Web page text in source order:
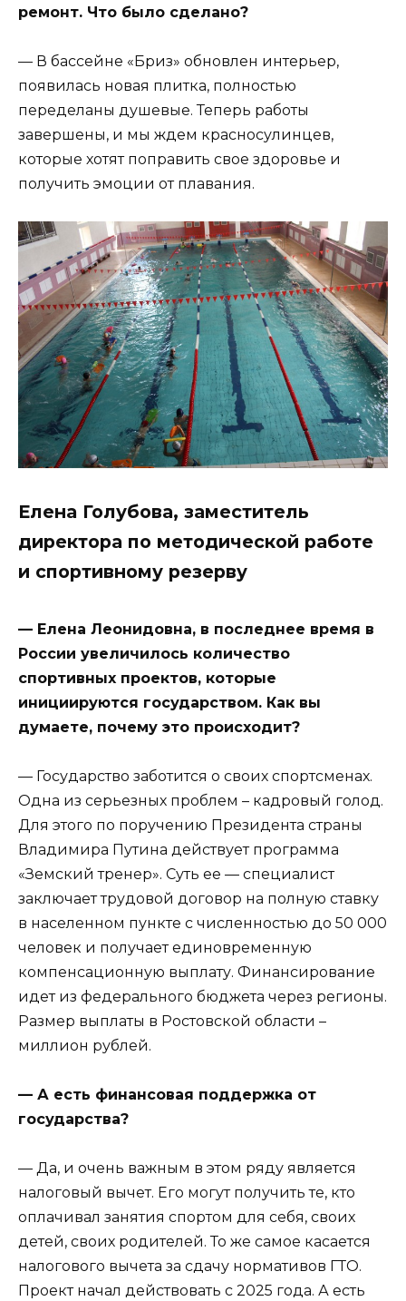
ремонт. Что было сделано?
— В бассейне «Бриз» обновлен интерьер,
появилась новая плитка, полностью
переделаны душевые. Теперь работы
завершены, и мы ждем красносулинцев,
которые хотят поправить свое здоровье и
получить эмоции от плавания.
Елена Голубова, заместитель
директора по методической работе
и спортивному резерву
— Елена Леонидовна, в последнее время в
России увеличилось количество
спортивных проектов, которые
инициируются государством. Как вы
думаете, почему это происходит?
— Государство заботится о своих спортсменах.
Одна из серьезных проблем – кадровый голод.
Для этого по поручению Президента страны
Владимира Путина действует программа
«Земский тренер». Суть ее — специалист
заключает трудовой договор на полную ставку
в населенном пункте с численностью до 50 000
человек и получает единовременную
компенсационную выплату. Финансирование
идет из федерального бюджета через регионы.
Размер выплаты в Ростовской области –
миллион рублей.
— А есть финансовая поддержка от
государства?
— Да, и очень важным в этом ряду является
налоговый вычет. Его могут получить те, кто
оплачивал занятия спортом для себя, своих
детей, своих родителей. То же самое касается
налогового вычета за сдачу нормативов ГТО.
Проект начал действовать с 2025 года. А есть